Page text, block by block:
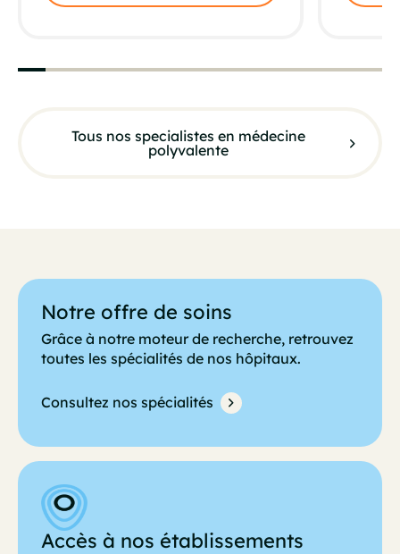
Tous nos specialistes en médecine
polyvalente
Notre offre de soins
Grâce à notre moteur de recherche, retrouvez
toutes les spécialités de nos hôpitaux.
Consultez nos spécialités
Accès à nos établissements